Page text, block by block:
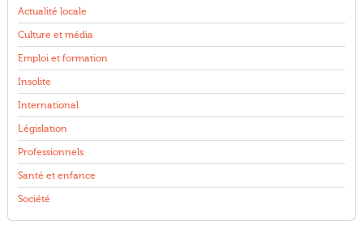
Actualité locale
Culture et média
Emploi et formation
Insolite
International
Législation
Professionnels
Santé et enfance
Société